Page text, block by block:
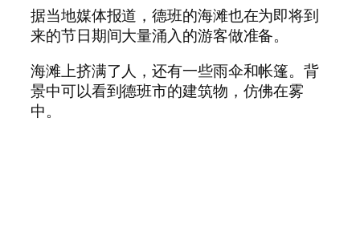
据当地媒体报道，德班的海滩也在为即将到
来的节日期间大量涌入的游客做准备。
海滩上挤满了人，还有一些雨伞和帐篷。背
景中可以看到德班市的建筑物，仿佛在雾
中。